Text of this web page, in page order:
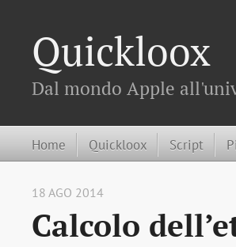
Quickloox
Dal mondo Apple
Home Quickloox Script
18 AGO 2014
Calcolo